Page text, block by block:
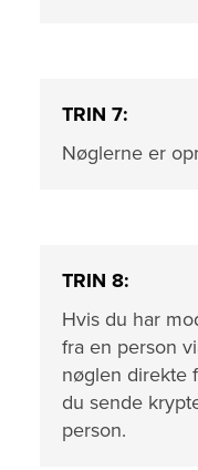
TRIN 7:
Nøglerne er
TRIN 8:
Hvis du har
fra en person
nøglen direkte
du sende
person.